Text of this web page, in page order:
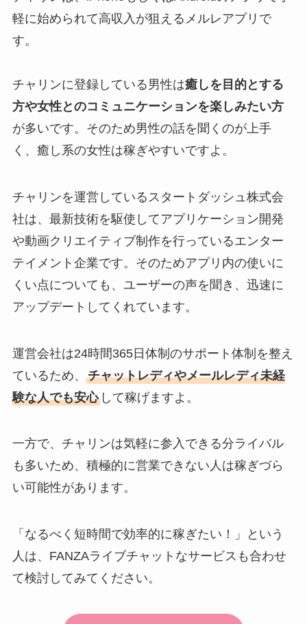
軽に始められて高収入が狙えるメルレアプリで
す。
チャリンに登録している男性は癒しを目的とする
方や女性とのコミュニケーションを楽しみたい方
が多いです。そのため男性の話を聞くのが上手
く、癒し系の女性は稼ぎやすいですよ。
チャリンを運営しているスタートダッシュ株式会
社は、最新技術を駆使してアプリケーション開発
や動画クリエイティブ制作を行っているエンター
テイメント企業です。そのためアプリ内の使いに
くい点についても、ユーザーの声を聞き、迅速に
アップデートしてくれています。
運営会社は24時間365日体制のサポート体制を整え
ているため、 チャットレディやメールレディ未経
験な人でも安心して稼げますよ。
一方で、チャリンは気軽に参入できる分ライバル
も多いため、積極的に営業できない人は稼ぎづら
い可能性があります。
「なるべく短時間で効率的に稼ぎたい！」という
人は、FANZAライブチャットなサービスも合わせ
て検討してみてください。